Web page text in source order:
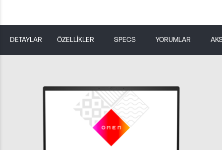
DETAYLAR ÖZELLİKLER SPECS YORUMLAR